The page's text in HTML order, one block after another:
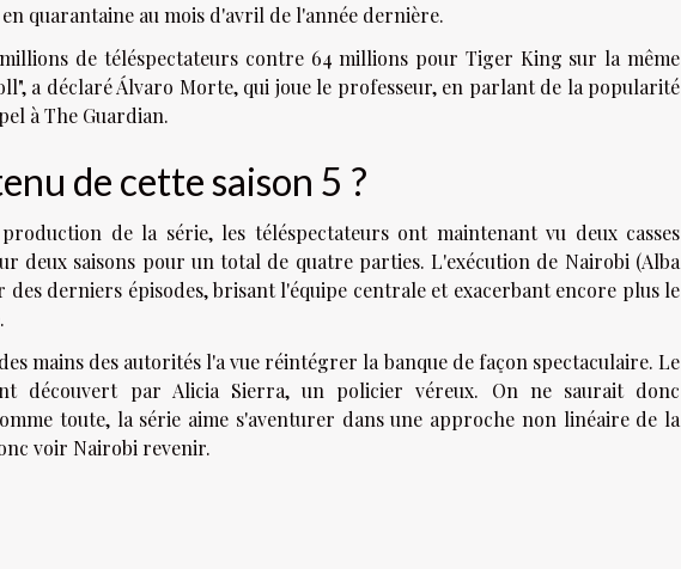
quarantaine au mois d'avril de l'année dernière.
de téléspectateurs contre 64 millions pour Tiger King sur la même
a déclaré Álvaro Morte, qui joue le professeur, en parlant de la popularité
à The Guardian.
de cette saison 5 ?
de la série, les téléspectateurs ont maintenant vu deux casses
deux saisons pour un total de quatre parties. L'exécution de Nairobi (Alba
des derniers épisodes, brisant l'équipe centrale et exacerbant encore plus le
mains des autorités l'a vue réintégrer la banque de façon spectaculaire. Le
découvert par Alicia Sierra, un policier véreux. On ne saurait donc
toute, la série aime s'aventurer dans une approche non linéaire de la
voir Nairobi revenir.